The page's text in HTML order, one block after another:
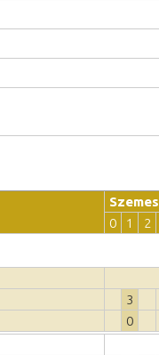
0
1 2
3
0